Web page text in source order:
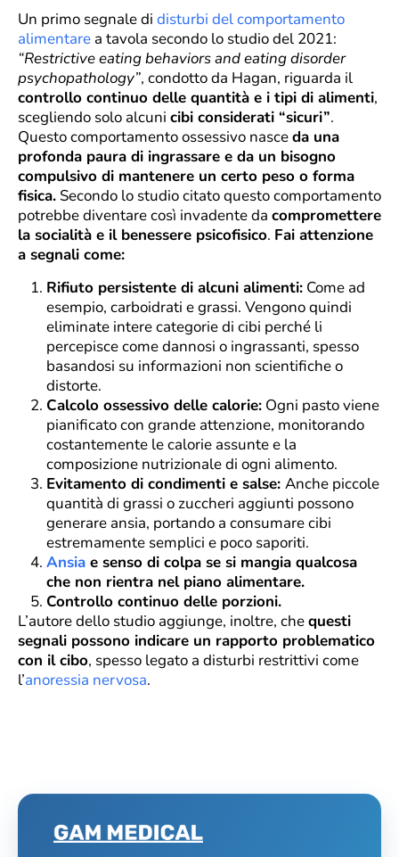
Un primo segnale di disturbi del comportamento
alimentare a tavola secondo lo studio del 2021:
“Restrictive eating behaviors and eating disorder
psychopathology”, condotto da Hagan, riguarda il
controllo continuo delle quantità e i tipi di alimenti,
scegliendo solo alcuni cibi considerati “sicuri”.
Questo comportamento ossessivo nasceda una
profonda paura di ingrassare e da un bisogno
compulsivo di mantenere un certo peso o forma
fisica. Secondo lo studio citato questo comportamento
potrebbe diventare così invadente da compromettere
la socialità e il benessere psicofisico. Fai attenzione
a segnali come:
Rifiuto persistente di alcuni alimenti: Come ad
esempio, carboidrati e grassi. Vengono quindi
eliminate intere categorie di cibi perché li
percepisce come dannosi o ingrassanti, spesso
basandosi su informazioni non scientifiche o
distorte.
Calcolo ossessivo delle calorie: Ogni pasto viene
pianificato con grande attenzione, monitorando
costantemente le calorie assunte e la
composizione nutrizionale di ogni alimento.
Evitamento di condimenti e salse: Anche piccole
quantità di grassi o zuccheri aggiunti possono
generare ansia, portando a consumare cibi
estremamente semplici e poco saporiti.
Ansia e senso di colpa se si mangia qualcosa
che non rientra nel piano alimentare.
Controllo continuo delle porzioni.
L’autore dello studio aggiunge, inoltre, chequesti
segnali possono indicare un rapporto problematico
con il cibo, spesso legato a disturbi restrittivi come
l’anoressia nervosa.